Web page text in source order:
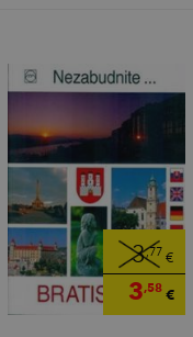
3,77 €
3,58€